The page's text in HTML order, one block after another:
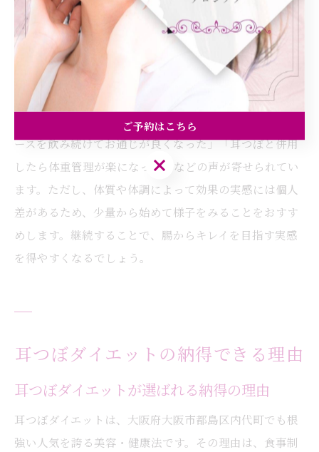
わりにコップ1杯を目安にすることで、自然と習慣化しや
すくなります。また、耳つぼ施術と併せて取り入れるこ
とで、相乗的に腸活や美容の効果を実感しやすくなりま
す。
実際に、都島区内代町の利用者からは「アロエベラジュ
ースを飲み続けてお通じが良くなった」「耳つぼと併用
したら体重管理が楽になった」などの声が寄せられてい
ます。ただし、体質や体調によって効果の実感には個人
差があるため、少量から始めて様子をみることをおすす
めします。継続することで、腸からキレイを目指す実感
を得やすくなるでしょう。
耳つぼダイエットの納得できる理由
耳つぼダイエットが選ばれる納得の理由
耳つぼダイエットは、大阪府大阪市都島区内代町でも根
強い人気を誇る美容・健康法です。その理由は、食事制
ご予約はこちら
ご予約はこちら